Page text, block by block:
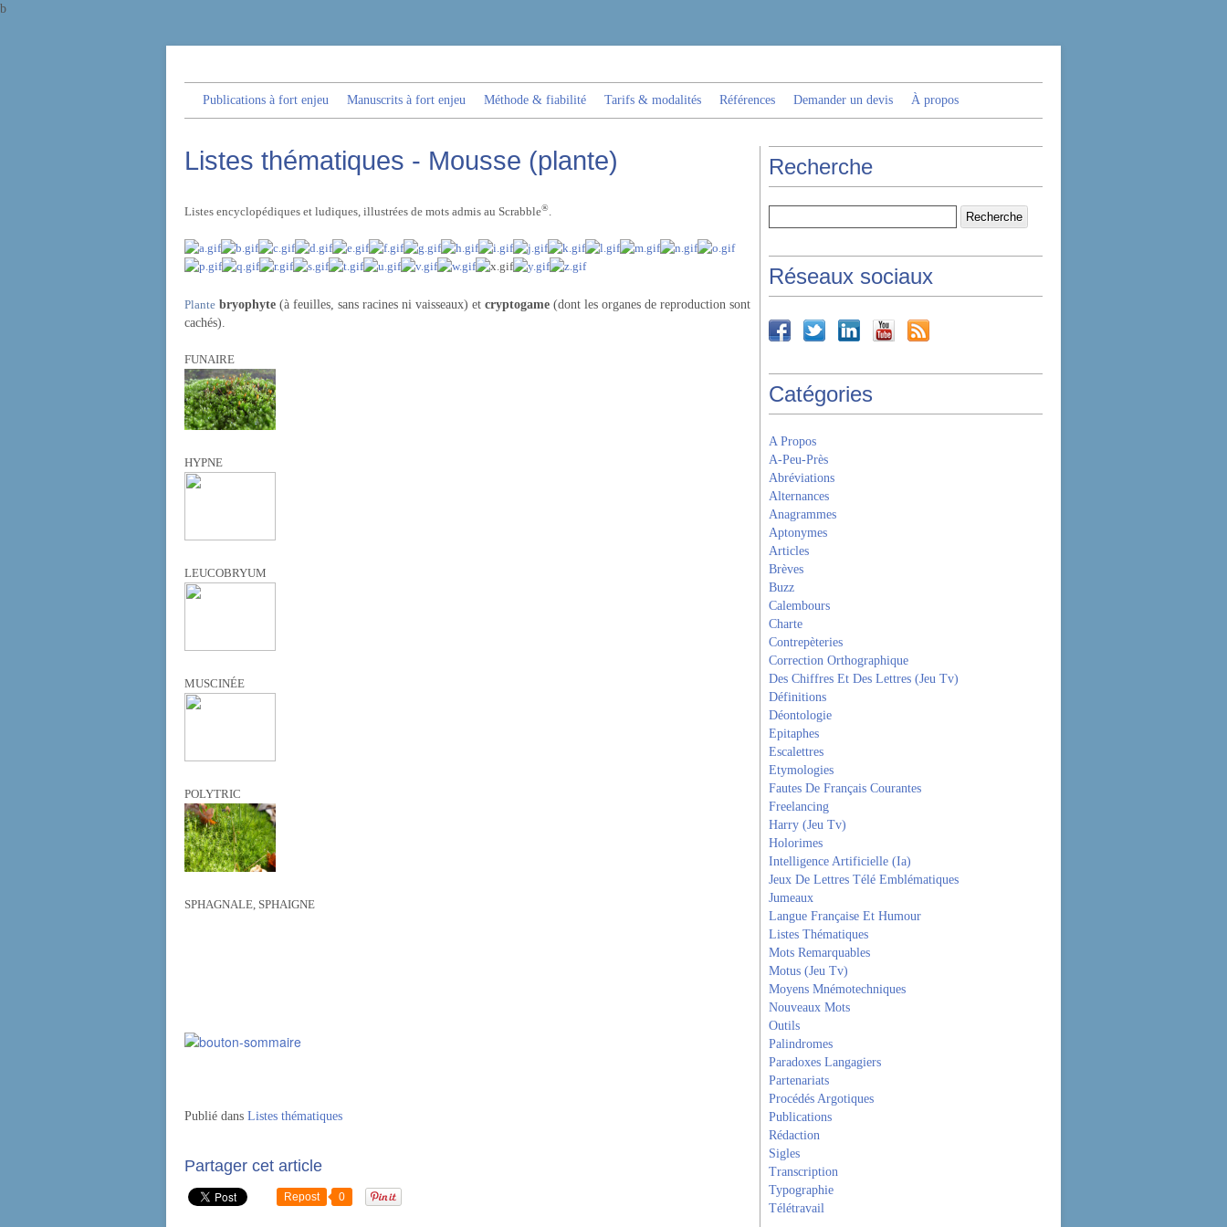
b
Publications à fort enjeu Manuscrits à fort enjeu Méthode & fiabilité Tarifs & modalités Références Demander un devis À propos
Listes thématiques - Mousse (plante)
Listes encyclopédiques et ludiques, illustrées de mots admis au Scrabble®.
Plante bryophyte (à feuilles, sans racines ni vaisseaux) et cryptogame (dont les organes de reproduction sont
cachés).
FUNAIRE
HYPNE
LEUCOBRYUM
MUSCINÉE
POLYTRIC
SPHAGNALE, SPHAIGNE
Publié dans Listes thématiques
Partager cet article
Repost 0
Recherche
Réseaux sociaux
Catégories
A Propos
A-Peu-Près
Abréviations
Alternances
Anagrammes
Aptonymes
Articles
Brèves
Buzz
Calembours
Charte
Contrepèteries
Correction Orthographique
Des Chiffres Et Des Lettres (Jeu Tv)
Définitions
Déontologie
Epitaphes
Escalettres
Etymologies
Fautes De Français Courantes
Freelancing
Harry (Jeu Tv)
Holorimes
Intelligence Artificielle (Ia)
Jeux De Lettres Télé Emblématiques
Jumeaux
Langue Française Et Humour
Listes Thématiques
Mots Remarquables
Motus (Jeu Tv)
Moyens Mnémotechniques
Nouveaux Mots
Outils
Palindromes
Paradoxes Langagiers
Partenariats
Procédés Argotiques
Publications
Rédaction
Sigles
Transcription
Typographie
Télétravail